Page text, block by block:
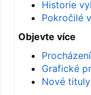
Historie
Pokročilé
Objevte více
Grafické
Nové